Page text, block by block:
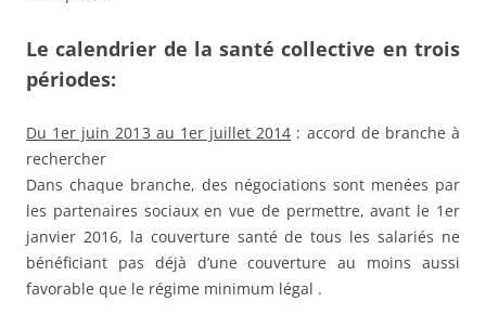
Le calendrier de la santé collective en trois
périodes:
Du 1er juin 2013 au 1er juillet 2014 : accord de branche à
rechercher
Dans chaque branche, des négociations sont menées par
les partenaires sociaux en vue de permettre, avant le 1er
janvier 2016, la couverture santé de tous les salariés ne
bénéficiant pas déjà d’une couverture au moins aussi
favorable que le régime minimum légal .